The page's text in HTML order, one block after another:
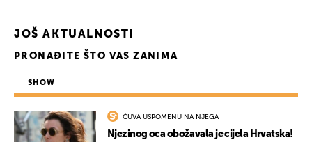
JOŠ AKTUALNOSTI
PRONAĐITE ŠTO VAS ZANIMA
SHOW
ČUVA USPOMENU NA NJEGA
Njezinog oca obožavala je cijela Hrvatska!